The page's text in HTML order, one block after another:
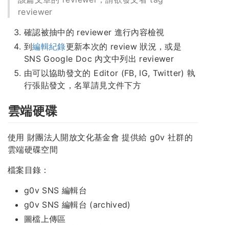
reviewer
確認被抽中的 reviewer 進行內容檢視
到編輯紀錄更新本次的 review 狀況，或是
SNS Google Doc 內文中列出 reviewer
由可以協助發文的 Editor (FB, IG, Twitter) 執
行張貼發文，名單請見文件下方
雲端硬碟
使用 財團法人開放文化基金會 提供給 g0v 社群的
雲端硬碟空間
檔案目錄：
g0v SNS 編輯台
g0v SNS 編輯台 (archived)
圖檔上傳區